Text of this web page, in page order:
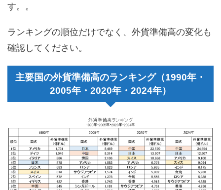
す。。
ランキングの順位だけでなく、外貨準備高の変化も
確認してください。
主要国の外貨準備高のランキング（1990年・
2005年・2020年・2024年）